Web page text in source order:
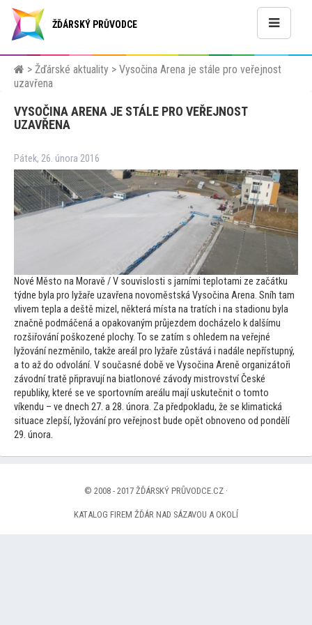
ŽĎÁRSKÝ PRŮVODCE
> Žďárské aktuality > Vysočina Arena je stále pro veřejnost
uzavřena
VYSOČINA ARENA JE STÁLE PRO VEŘEJNOST
UZAVŘENA
Pátek, 26. února 2016
Nové Město na Moravě / V souvislosti s jarními teplotami ze začátku
týdne byla pro lyžaře uzavřena novoměstská Vysočina Arena. Sníh tam
vlivem tepla a deště mizel, některá místa na tratích i na stadionu byla
značně podmáčená a opakovaným průjezdem docházelo k dalšímu
rozšiřování poškozené plochy. To se zatím s ohledem na veřejné
lyžování nezměnilo, takže areál pro lyžaře zůstává i nadále nepřístupný,
ato až do odvolání. V současné době ve Vysočina Areně organizátoři
závodní tratě připravují na biatlonové závody mistrovství České
republiky, které se ve sportovním areálu mají uskutečnit o tomto
víkendu – ve dnech 27. a 28. února. Za předpokladu, že se klimatická
situace zlepší, lyžování pro veřejnost bude opět obnoveno od pondělí
29. února.
© 2008 - 2017 ŽĎÁRSKÝ PRŮVODCE.CZ ·
KATALOG FIREM ŽĎÁR NAD SÁZAVOU A OKOLÍ